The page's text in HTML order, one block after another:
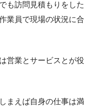
も訪問見積もりをした
業員で現場の状況に合
営業とサービスとが役
まえば自身の仕事は満